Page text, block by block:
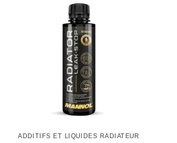
ADDITIFS ET LIQUIDES RADIATEUR